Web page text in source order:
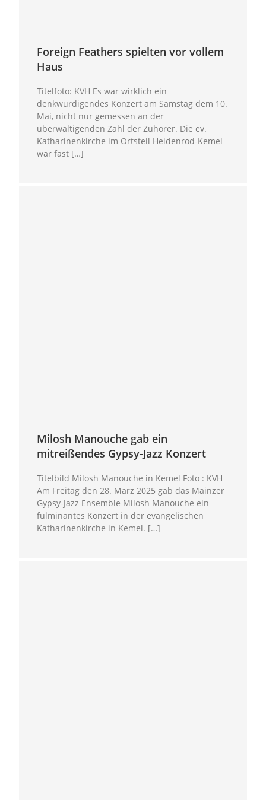
Foreign Feathers spielten vor vollem
Haus
Titelfoto: KVH Es war wirklich ein
denkwürdigendes Konzert am Samstag dem 10.
Mai, nicht nur gemessen an der
überwältigenden Zahl der Zuhörer. Die ev.
Katharinenkirche im Ortsteil Heidenrod-Kemel
war fast […]
Milosh Manouche gab ein
mitreißendes Gypsy-Jazz Konzert
Titelbild Milosh Manouche in Kemel Foto : KVH
Am Freitag den 28. März 2025 gab das Mainzer
Gypsy-Jazz Ensemble Milosh Manouche ein
fulminantes Konzert in der evangelischen
Katharinenkirche in Kemel. […]